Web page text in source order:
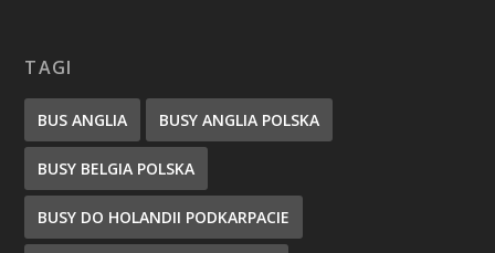
TAGI
BUS ANGLIA BUSY ANGLIA POLSKA
BUSY BELGIA POLSKA
BUSY DO HOLANDII PODKARPACIE